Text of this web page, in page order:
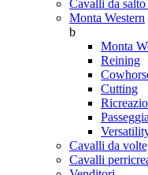
Cavalli da salto
Monta Western
b
Monta
Reining
Cutting
Cavalli da
Cavalli